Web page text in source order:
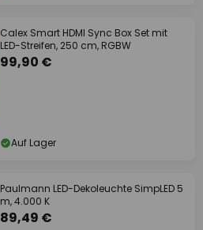
Calex Smart HDMI Sync Box Set mit
LED-Streifen, 250 cm, RGBW
99,90 €
Auf Lager
Paulmann LED-Dekoleuchte SimpLED 5
m, 4.000 K
89,49 €